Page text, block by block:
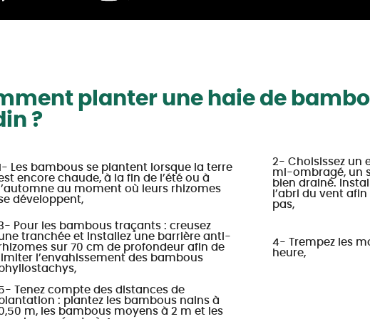
planter une haie de
?
Les bambous se plantent lorsque la terre
encore chaude, à la fin de l’été ou à
l’automne au moment où leurs rhizomes
développent,
2- Choisissez un
mi-ombragé, un
bien drainé.
l’abri du vent
pas,
Pour les bambous traçants : creusez
tranchée et installez une barrière anti-
sur 70 cm de profondeur afin de
limiter l’envahissement des bambous
4- Trempez les
heure,
Tenez compte des distances de
: plantez les bambous nains à
m, les bambous moyens à 2 m et les